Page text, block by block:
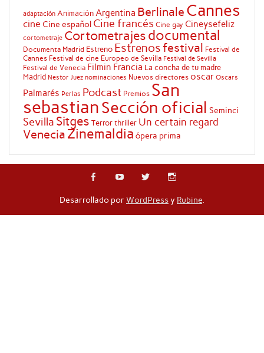
adaptación AnimaciónArgentina Berlinale Cannes
cine Cine español Cine francés Cine gay Cineysefeliz
cortometraje Cortometrajes documental
Documenta Madrid Estreno Estrenos festival Festival de
Cannes Festival de cine Europeo de Sevilla Festival de Sevilla
Festival de Venecia Filmin Francia La concha de tu madre
Madrid Nestor Juez nominaciones Nuevos directores oscar Oscars
Palmarés Perlas Podcast Premios San
sebastianSección oficial Seminci
Sevilla Sitges Terrorthriller Un certain regard
Venecia Zinemaldia ópera prima
Desarrollado por WordPressy Rubine.